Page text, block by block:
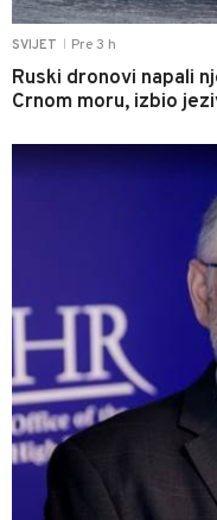
SVIJET Pre 3 h
Ruski dronovi napali
Crnom moru, izbio